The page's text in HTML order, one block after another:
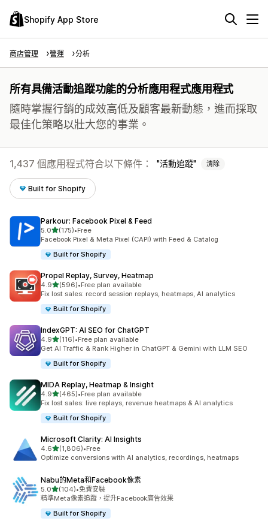
Shopify App Store
商店管理 營運 分析
所有具備活動追蹤功能的分析應用程式應用程式
隨時掌握行銷的成效高低及顧客最新動態，進而採取
最佳化策略以壯大您的事業。
1,437 個應用程式符合以下條件： 活動追蹤 清除
Built for Shopify
Parkour: Facebook Pixel & Feed
5.0滿分 5 顆星
(175)
共有 175 則評價
•Free
Facebook Pixel & Meta Pixel (CAPI) with Feed & Catalog
Built for Shopify
Propel Replay, Survey, Heatmap
4.9滿分 5 顆星
(596)
共有 596 則評價
•Free plan available
Fix lost sales: record session replays, heatmaps, AI analytics
Built for Shopify
IndexGPT: AI SEO for ChatGPT
4.9滿分 5 顆星
(116)
共有 116 則評價
•Free plan available
Get AI Traffic & Rank Higher in ChatGPT & Gemini with LLM SEO
Built for Shopify
MIDA Replay, Heatmap & Insight
4.9滿分 5 顆星
(465)
共有 465 則評價
•Free plan available
Fix lost sales: live replays, revenue heatmaps & AI analytics
Built for Shopify
Microsoft Clarity: AI Insights
4.6滿分 5 顆星
(1,806)
共有 1806 則評價
•Free
Optimize conversions with AI analytics, recordings, heatmaps
Nabu的Meta和Facebook像素
5.0滿分 5 顆星
(104)
共有 104 則評價
•免費安裝
精準Meta像素追蹤，提升Facebook廣告效果
Built for Shopify